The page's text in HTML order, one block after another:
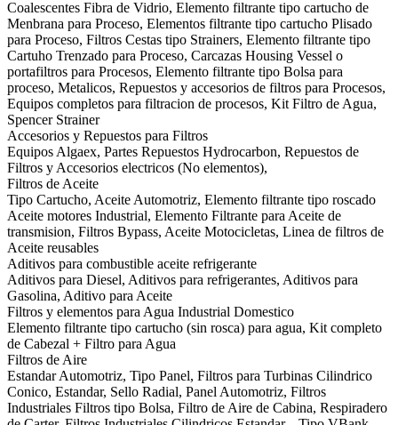
Coalescentes Fibra de Vidrio, Elemento filtrante tipo cartucho de
Menbrana para Proceso, Elementos filtrante tipo cartucho Plisado
para Proceso, Filtros Cestas tipo Strainers, Elemento filtrante tipo
Cartuho Trenzado para Proceso, Carcazas Housing Vessel o
portafiltros para Procesos, Elemento filtrante tipo Bolsa para
proceso, Metalicos, Repuestos y accesorios de filtros para Procesos,
Equipos completos para filtracion de procesos, Kit Filtro de Agua,
Spencer Strainer
Accesorios y Repuestos para Filtros
Equipos Algaex, Partes Repuestos Hydrocarbon, Repuestos de
Filtros y Accesorios electricos (No elementos),
Filtros de Aceite
Tipo Cartucho, Aceite Automotriz, Elemento filtrante tipo roscado
Aceite motores Industrial, Elemento Filtrante para Aceite de
transmision, Filtros Bypass, Aceite Motocicletas, Linea de filtros de
Aceite reusables
Aditivos para combustible aceite refrigerante
Aditivos para Diesel, Aditivos para refrigerantes, Aditivos para
Gasolina, Aditivo para Aceite
Filtros y elementos para Agua Industrial Domestico
Elemento filtrante tipo cartucho (sin rosca) para agua, Kit completo
de Cabezal + Filtro para Agua
Filtros de Aire
Estandar Automotriz, Tipo Panel, Filtros para Turbinas Cilindrico
Conico, Estandar, Sello Radial, Panel Automotriz, Filtros
Industriales Filtros tipo Bolsa, Filtro de Aire de Cabina, Respiradero